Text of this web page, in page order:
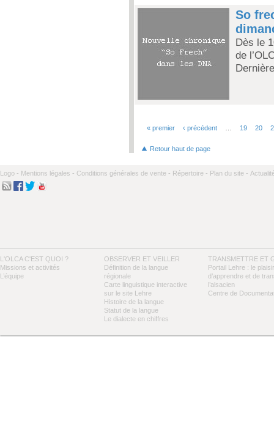
So
Dès le
de
Pages
« premier ‹ précédent 19 20
Retour haut de page
Logo - Mentions légales - Conditions générales de vente - Répertoire - Plan du site -
L'OLCA C'EST QUOI ?
Missions et activités
L’équipe
OBSERVER ET VEILLER
Définition de la langue
régionale
Carte linguistique interactive
sur le site Lehre
Histoire de la langue
Statut de la langue
Le dialecte en chiffres
TRANSMETTRE ET
Portail Lehre : le plaisir
d’apprendre et de
l’alsacien
Centre de